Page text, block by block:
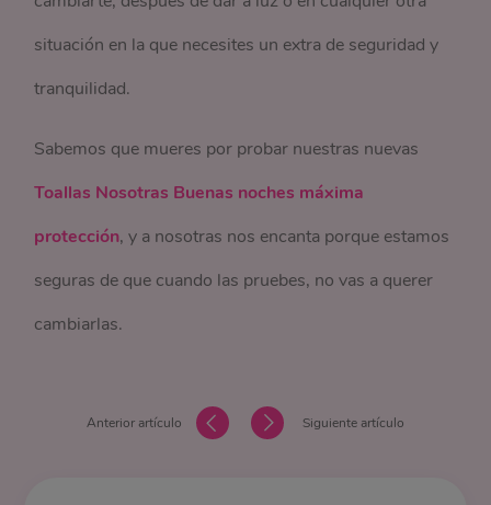
situación en la que necesites un extra de seguridad y
tranquilidad.
Sabemos que mueres por probar nuestras nuevas
Toallas Nosotras Buenas noches máxima
protección, y a nosotras nos encanta porque estamos
seguras de que cuando las pruebes, no vas a querer
cambiarlas.
Anterior artículo Siguiente artículo